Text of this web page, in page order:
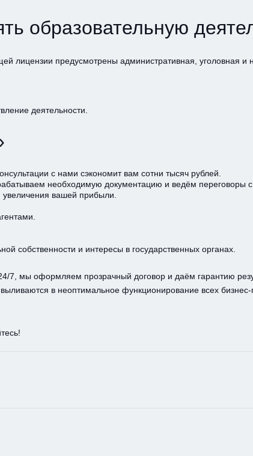
образовательную
лицензии предусмотрены административная, уголовная и
деятельности.
с нами сэкономит вам сотни тысяч рублей.
необходимую документацию и ведём переговоры с
вашей прибыли.
собственности и интересы в государственных органах.
7, мы оформляем прозрачный договор и даём гарантию
в неоптимальное функционирование всех